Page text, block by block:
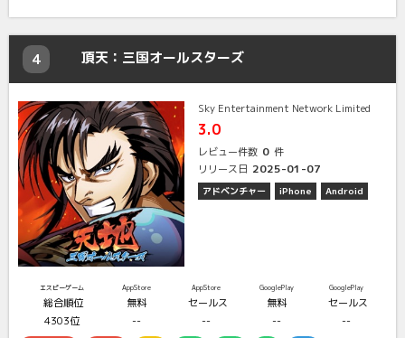
4 頂天：三国オールスターズ
Sky Entertainment Network Limited
3.0
レビュー件数 0 件
リリース日 2025-01-07
アドベンチャー iPhone Android
エスピーゲーム
総合順位
4303位
AppStore
無料
--
AppStore
セールス
--
GooglePlay
無料
--
GooglePlay
セールス
--